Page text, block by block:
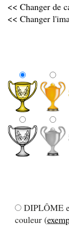
<< Changer de
<< Changer
DIPLÔME
couleur (